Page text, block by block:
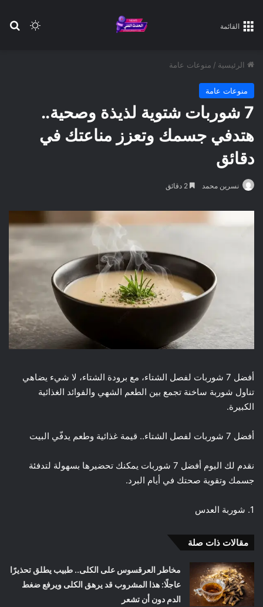
الوضع القائمة
الرئيسية / منوعات عامة
منوعات عامة
7 شوربات شتوية لذيذة وصحية..
هتدفي جسمك وتعزز مناعتك في
دقائق
نسرين محمد
أفضل 7 شوربات لفصل الشتاء، مع برودة الشتاء، لا شيء يضاهي
تناول شوربة ساخنة تجمع بين الطعم الشهي والفوائد الغذائية
الكبيرة.
أفضل 7 شوربات لفصل الشتاء.. قيمة غذائية وطعم يدفّي البيت
نقدم لك اليوم أفضل 7 شوربات يمكنك تحضيرها بسهولة لتدفئة
جسمك وتقوية صحتك في أيام البرد.
1. شوربة العدس
مقالات ذات صلة
مخاطر العرقسوس على الكلى.. طبيب يطلق تحذيرًا
عاجلًا: هذا المشروب قد يرهق الكلى ويرفع ضغط
الدم دون أن تشعر